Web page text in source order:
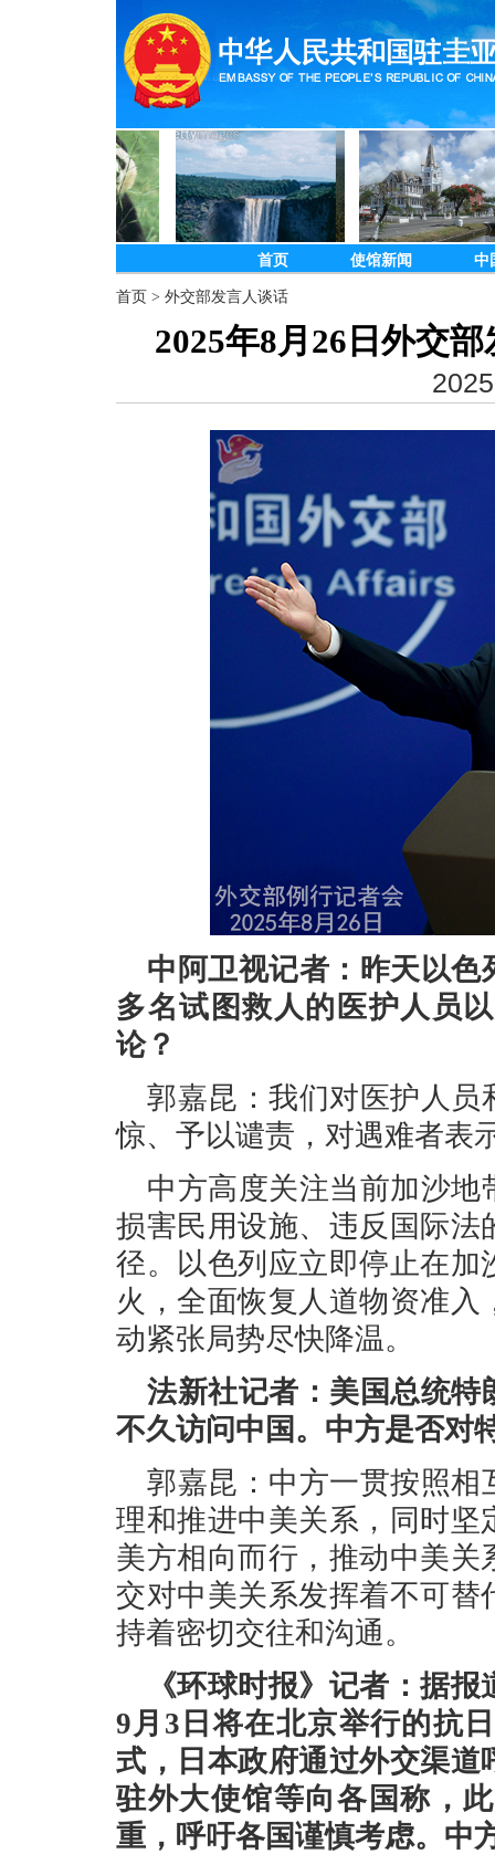
首页 使馆新闻 中
首页 > 外交部发言人谈话
2025年8月26日外交
中阿卫视记者：昨天以
多名试图救人的医护人员
论？
郭嘉昆：我们对医护人员
惊、予以谴责，对遇难者表
中方高度关注当前加沙
损害民用设施、违反国际
径。以色列应立即停止在
火，全面恢复人道物资准
动紧张局势尽快降温。
法新社记者：美国总统特
不久访问中国。中方是否对
郭嘉昆：中方一贯按照相
理和推进中美关系，同时
美方相向而行，推动中美
交对中美关系发挥着不可
持着密切交往和沟通。
《环球时报》记者：据
9月3日将在北京举行的抗
式，日本政府通过外交渠
驻外大使馆等向各国称，
重，呼吁各国谨慎考虑。中